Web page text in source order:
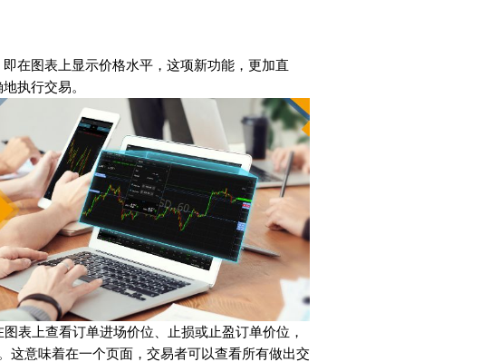
在图表上显示价格水平，这项新功能，更加直
执行交易。
表上查看订单进场价位、止损或止盈订单价位，
这意味着在一个页面，交易者可以查看所有做出交